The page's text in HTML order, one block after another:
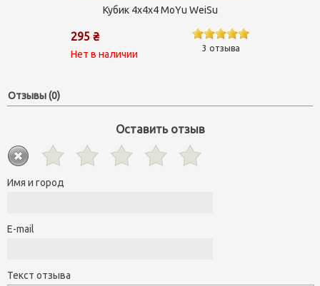
Кубик 4х4х4 MoYu WeiSu
295 ₴
Нет в наличии
3 отзыва
Отзывы (0)
Оставить отзыв
Имя и город
E-mail
Текст отзыва